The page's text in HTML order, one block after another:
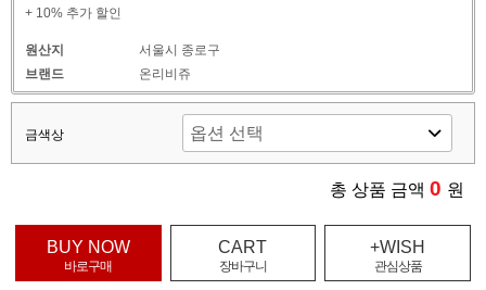
+ 10% 추가 할인
원산지
서울시 종로구
브랜드
온리비쥬
금색상
총 상품 금액 0 원
BUY NOW
바로구매
CART
장바구니
+WISH
관심상품